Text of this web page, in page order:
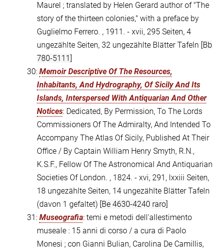
Maurel ; translated by Helen Gerard author of "The
story of the thirteen colonies," with a preface by
Guglielmo Ferrero. , 1911. - xvii, 295 Seiten, 4
ungezählte Seiten, 32 ungezählte Blätter Tafeln [Bb
780-5111]
30: Memoir Descriptive Of The Resources,
Inhabitants, And Hydrography, Of Sicily And Its
Islands, Interspersed With Antiquarian And Other
Notices: Dedicated, By Permission, To The Lords
Commissioners Of The Admiralty, And Intended To
Accompany The Atlas Of Sicily, Published At Their
Office / By Captain William Henry Smyth, R.N.,
K.S.F., Fellow Of The Astronomical And Antiquarian
Societies Of London. , 1824. - xvi, 291, lxxiii Seiten,
18 ungezählte Seiten, 14 ungezählte Blätter Tafeln
(davon 1 gefaltet) [Be 4630-4240 raro]
31: Museografia: temi e metodi dell'allestimento
museale : 15 anni di corso / a cura di Paolo
Monesi ; con Gianni Bulian, Carolina De Camillis,